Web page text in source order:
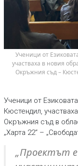
участваха в новия
Окръжния съд –
Ученици от
Кюстендил,
Окръжния съд в
„Харта 22“ –
„Проектът